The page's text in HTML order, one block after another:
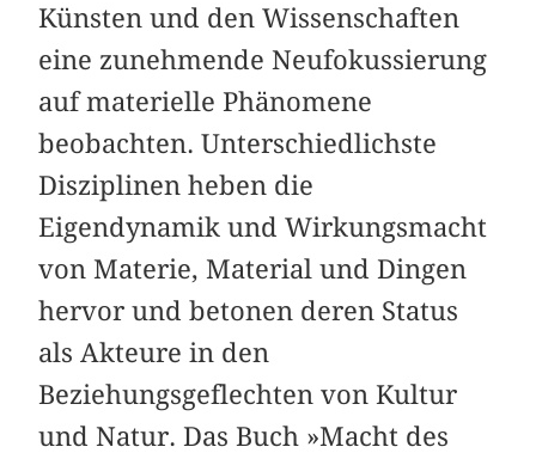
Künsten und den Wissenschaften
eine zunehmende Neufokussierung
auf materielle Phänomene
beobachten. Unterschiedlichste
Disziplinen heben die
Eigendynamik und Wirkungsmacht
von Materie, Material und Dingen
hervor und betonen deren Status
als Akteure in den
Beziehungsgeflechten von Kultur
und Natur. Das Buch »Macht des